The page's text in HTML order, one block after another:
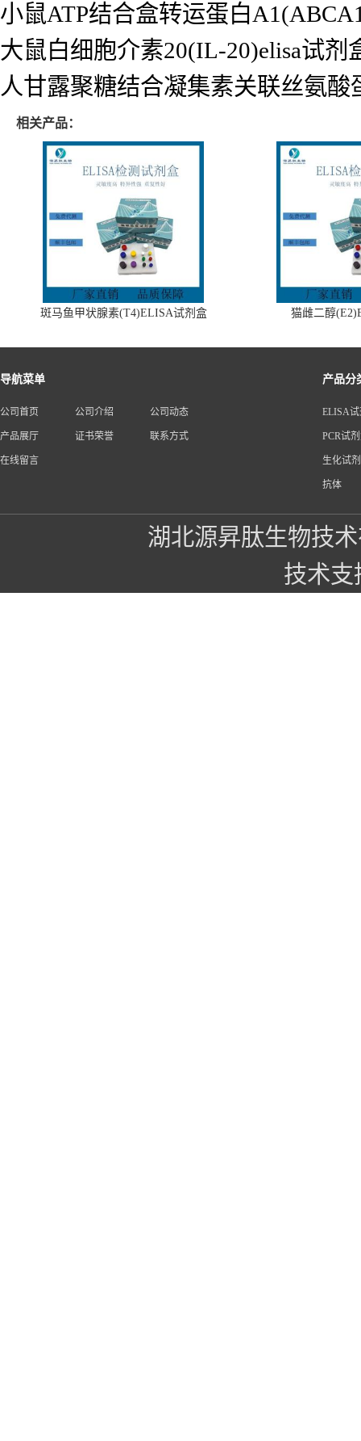
小鼠ATP结合盒转运蛋白
大鼠白细胞介素20(IL-20)elisa试剂
人甘露聚糖结合凝集素关联丝氨酸
相关产品：
斑马鱼甲状腺素(T4)ELISA试剂盒 猫雌二醇
导航菜单
公司首页 公司介绍 公司动态
产品展厅 证书荣誉 联系方式
在线留言
产品分
ELISA
PCR试
生化试
抗体
湖北源昇肽生物技
技术